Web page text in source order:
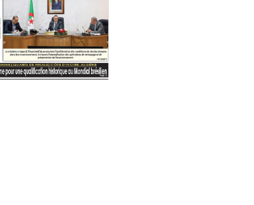
6 mars 2024
L’Algérienne, fière et debout